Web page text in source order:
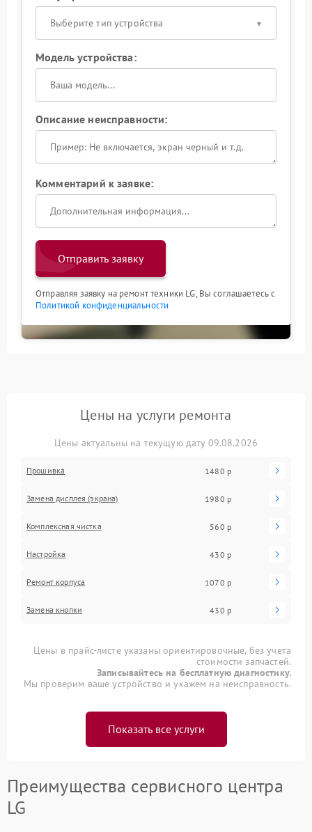
Выберите тип устройства
Модель устройства:
Описание неисправности:
Комментарий к заявке:
Отправить заявку
Отправляя заявку на ремонт техники LG, Вы соглашаетесь с
Политикой конфиденциальности
Цены на услуги ремонта
Цены актуальны на текущую дату 09.08.2026
Прошивка 1480 р
Замена дисплея (экрана) 1980 р
Комплексная чистка 560 р
Настройка 430 р
Ремонт корпуса 1070 р
Замена кнопки 430 р
Цены в прайс-листе указаны ориентировочные, без учета
стоимости запчастей.
Записывайтесь на бесплатную диагностику.
Мы проверим ваше устройство и укажем на неисправность.
Показать все услуги
Преимущества сервисного центра
LG